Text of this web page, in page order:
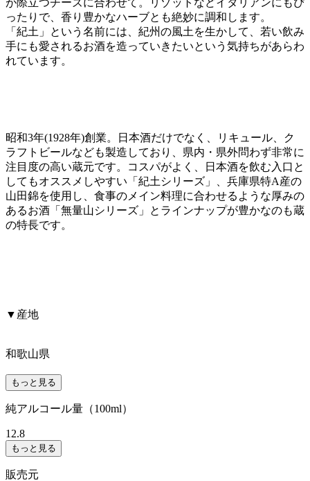
ったりで、香り豊かなハーブとも絶妙に調和します。
「紀土」という名前には、紀州の風土を生かして、若い飲み
手にも愛されるお酒を造っていきたいという気持ちがあらわ
れています。
昭和3年(1928年)創業。日本酒だけでなく、リキュール、ク
ラフトビールなども製造しており、県内・県外問わず非常に
注目度の高い蔵元です。コスパがよく、日本酒を飲む入口と
してもオススメしやすい「紀土シリーズ」、兵庫県特A産の
山田錦を使用し、食事のメイン料理に合わせるような厚みの
あるお酒「無量山シリーズ」とラインナップが豊かなのも蔵
の特長です。
▼産地
和歌山県
もっと見る
純アルコール量（100ml）
12.8
もっと見る
販売元